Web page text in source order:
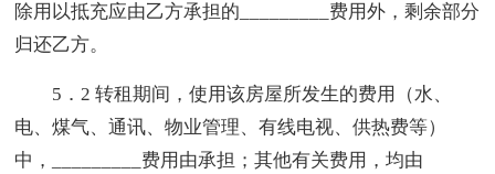
除用以抵充应由乙方承担的_________费用外，剩余部分
归还乙方。
5．2 转租期间，使用该房屋所发生的费用（水、
电、煤气、通讯、物业管理、有线电视、供热费等）
中，_________费用由承担；其他有关费用，均由